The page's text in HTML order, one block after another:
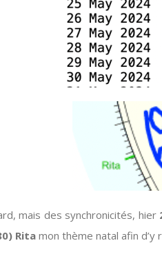
mais des synchronicités, hier
Ritamon thème natal afin d’y